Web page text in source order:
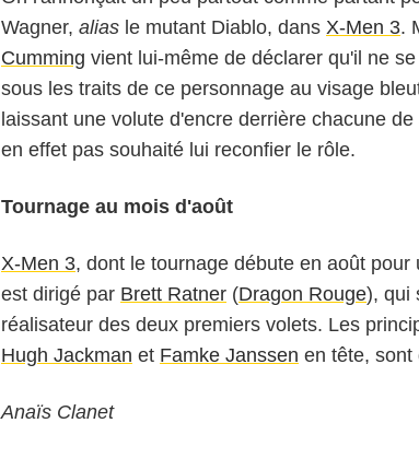
Wagner, alias le mutant Diablo, dans X-Men 3.
Cumming vient lui-même de déclarer qu'il ne
sous les traits de ce personnage au visage
laissant une volute d'encre derrière chacune
en effet pas souhaité lui reconfier le rôle.
Tournage au mois d'août
X-Men 3, dont le tournage débute en août
est dirigé par Brett Ratner (Dragon Rouge), qui
réalisateur des deux premiers volets. Les
Hugh Jackman et Famke Janssen en tête, sont
Anaïs Clanet